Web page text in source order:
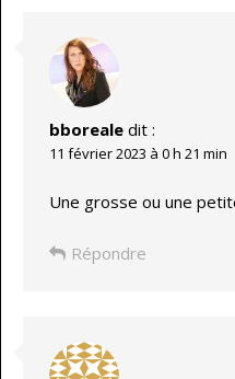
bboreale dit :
11 février 2023 à 0 h 21 min
Une grosse ou une
Répondre